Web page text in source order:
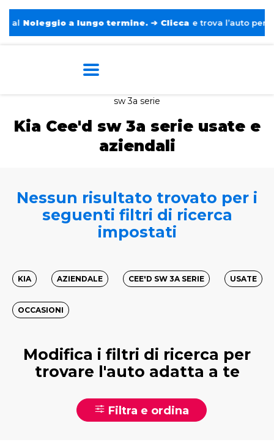
Noleggio a lungo termine. ➔ Clicca e trova l’auto
sw 3a serie
Kia Cee'd sw 3a serie usate e
aziendali
Nessun risultato trovato per i
seguenti filtri di ricerca
impostati
KIA AZIENDALE CEE'D SW 3A SERIE USATE
OCCASIONI
Modifica i filtri di ricerca per
trovare l'auto adatta a te
Filtra e ordina